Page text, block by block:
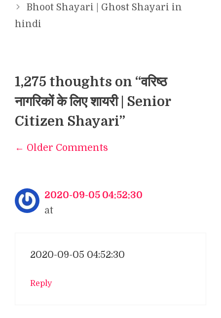
Bhoot Shayari | Ghost Shayari in
hindi
1,275 thoughts on “वरिष्ठ
नागरिकों के लिए शायरी | Senior
Citizen Shayari”
Comment
← Older Comments
2020-09-05 04:52:30
at
2020-09-05 04:52:30
Reply